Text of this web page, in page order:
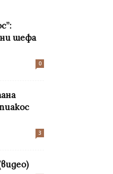
шефа
0
3